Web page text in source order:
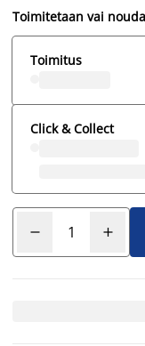
Toimitetaan vai
Toimitus
Click & Collect